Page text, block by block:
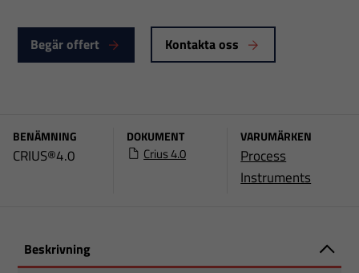
Begär offert Kontakta oss
BENÄMNING
CRIUS®4.0
DOKUMENT
Crius 4.0
VARUMÄRKEN
Process
Instruments
Beskrivning